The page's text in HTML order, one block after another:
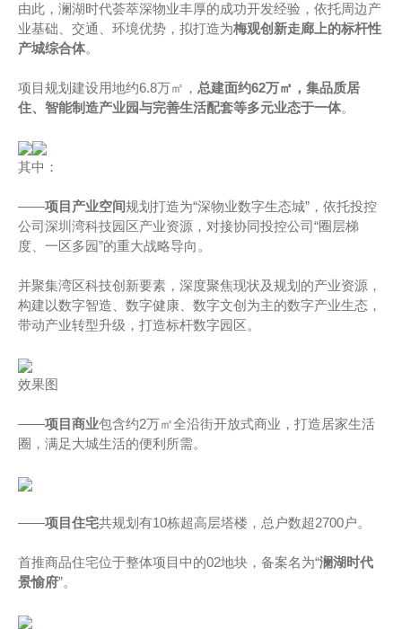
由此，澜湖时代荟萃深物业丰厚的成功开发经验，依托周边产
业基础、交通、环境优势，拟打造为梅观创新走廊上的标杆性
产城综合体。
项目规划建设用地约6.8万㎡， 总建面约62万㎡，集品质居
住、智能制造产业园与完善生活配套等多元业态于一体。
其中：
——项目产业空间规划打造为“深物业数字生态城”，依托投控
公司深圳湾科技园区产业资源，对接协同投控公司“圈层梯
度、一区多园”的重大战略导向。
并聚集湾区科技创新要素，深度聚焦现状及规划的产业资源，
构建以数字智造、数字健康、数字文创为主的数字产业生态，
带动产业转型升级，打造标杆数字园区。
效果图
——项目商业包含约2万㎡全沿街开放式商业，打造居家生活
圈，满足大城生活的便利所需。
——项目住宅共规划有10栋超高层塔楼，总户数超2700户。
首推商品住宅位于整体项目中的02地块，备案名为“澜湖时代
景愉府”。